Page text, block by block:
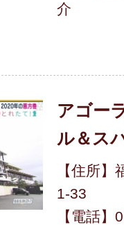
介
アゴー
ル＆ス
【住所
1-33
【電話